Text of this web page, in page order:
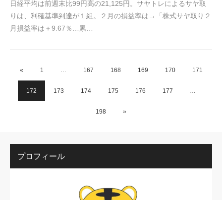
日経平均は前週末比99円高の21,125円。サヤトレによるサヤ取
りは、利確基準到達が１組。２月の損益率は→「株式サヤ取り２
月損益率は＋9.67％…累…
« 1 … 167 168 169 170 171
172 173 174 175 176 177 …
198 »
プロフィール